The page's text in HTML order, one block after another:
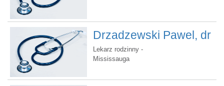
Drzadzewski Pawel, dr
Lekarz rodzinny -
Mississauga